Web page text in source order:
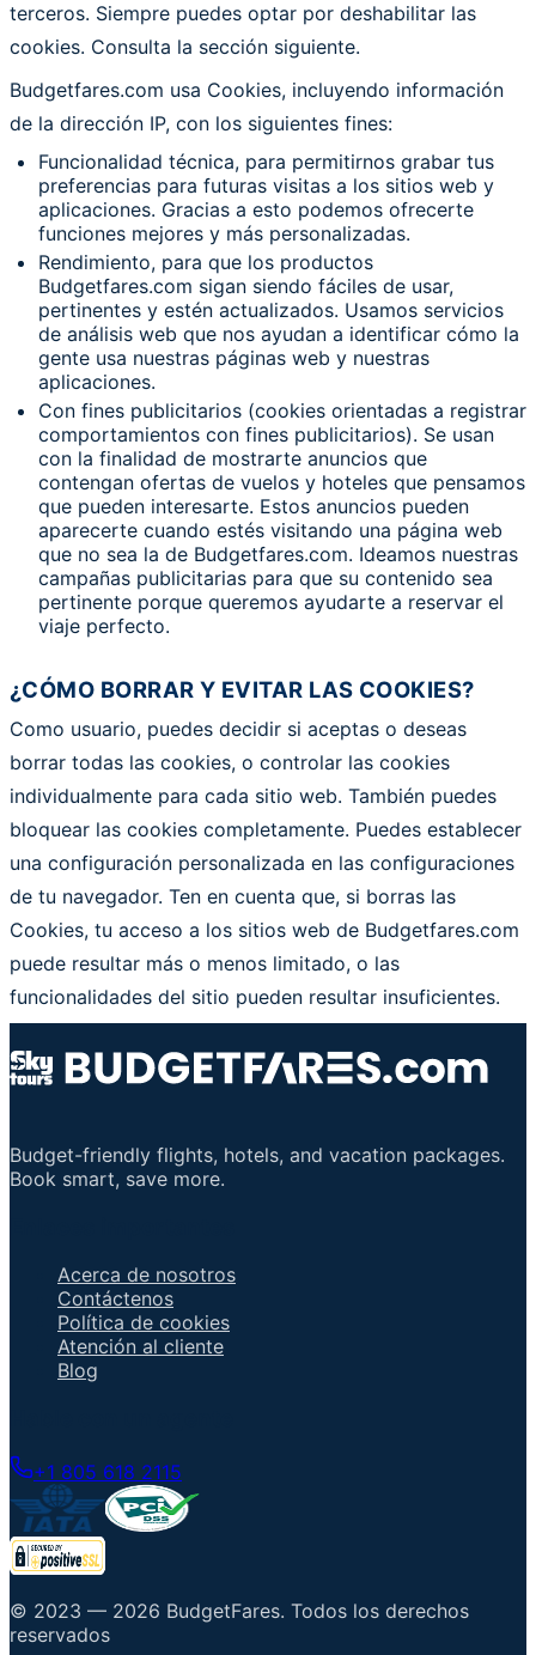
terceros. Siempre puedes optar por deshabilitar las
cookies. Consulta la sección siguiente.
Budgetfares.com usa Cookies, incluyendo información
de la dirección IP, con los siguientes fines:
Funcionalidad técnica, para permitirnos grabar tus
preferencias para futuras visitas a los sitios web y
aplicaciones. Gracias a esto podemos ofrecerte
funciones mejores y más personalizadas.
Rendimiento, para que los productos
Budgetfares.com sigan siendo fáciles de usar,
pertinentes y estén actualizados. Usamos servicios
de análisis web que nos ayudan a identificar cómo la
gente usa nuestras páginas web y nuestras
aplicaciones.
Con fines publicitarios (cookies orientadas a registrar
comportamientos con fines publicitarios). Se usan
con la finalidad de mostrarte anuncios que
contengan ofertas de vuelos y hoteles que pensamos
que pueden interesarte. Estos anuncios pueden
aparecerte cuando estés visitando una página web
que no sea la de Budgetfares.com. Ideamos nuestras
campañas publicitarias para que su contenido sea
pertinente porque queremos ayudarte a reservar el
viaje perfecto.
¿CÓMO BORRAR Y EVITAR LAS COOKIES?
Como usuario, puedes decidir si aceptas o deseas
borrar todas las cookies, o controlar las cookies
individualmente para cada sitio web. También puedes
bloquear las cookies completamente. Puedes establecer
una configuración personalizada en las configuraciones
de tu navegador. Ten en cuenta que, si borras las
Cookies, tu acceso a los sitios web de Budgetfares.com
puede resultar más o menos limitado, o las
funcionalidades del sitio pueden resultar insuficientes.
Budget-friendly flights, hotels, and vacation packages.
Book smart, save more.
Acerca de nosotros
Contáctenos
Política de cookies
Atención al cliente
Blog
+1 805 618 2115
© 2023 — 2026 BudgetFares. Todos los derechos
reservados